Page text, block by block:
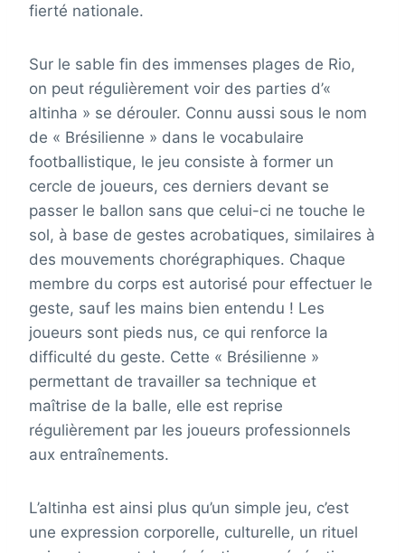
fierté nationale.
Sur le sable fin des immenses plages de Rio,
on peut régulièrement voir des parties d’«
altinha » se dérouler. Connu aussi sous le nom
de « Brésilienne » dans le vocabulaire
footballistique, le jeu consiste à former un
cercle de joueurs, ces derniers devant se
passer le ballon sans que celui-ci ne touche le
sol, à base de gestes acrobatiques, similaires à
des mouvements chorégraphiques. Chaque
membre du corps est autorisé pour effectuer le
geste, sauf les mains bien entendu ! Les
joueurs sont pieds nus, ce qui renforce la
difficulté du geste. Cette « Brésilienne »
permettant de travailler sa technique et
maîtrise de la balle, elle est reprise
régulièrement par les joueurs professionnels
aux entraînements.
L’altinha est ainsi plus qu’un simple jeu, c’est
une expression corporelle, culturelle, un rituel